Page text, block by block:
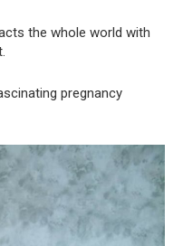
the whole world with
pregnancy